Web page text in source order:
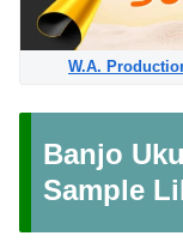
W.A.
Banjo
Sample